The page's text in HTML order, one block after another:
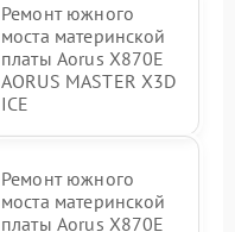
Ремонт южного
моста материнской
платы Aorus X870E
AORUS MASTER X3D
ICE
Ремонт южного
моста материнской
платы Aorus X870E